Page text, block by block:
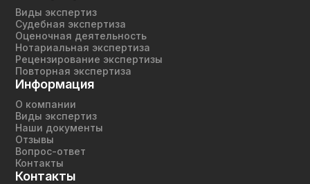
Виды экспертиз
Судебная экспертиза
Оценочная деятельность
Нотариальная экспертиза
Рецензирование экспертизы
Повторная экспертиза
Информация
О компании
Виды экспертиз
Наши документы
Отзывы
Вопрос-ответ
Контакты
Контакты